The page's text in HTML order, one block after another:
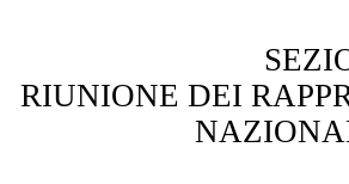
RIUNIONE DEI